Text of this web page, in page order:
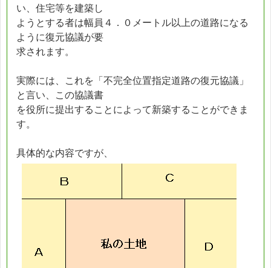
い、住宅等を建築し
ようとする者は幅員４．０メートル以上の道路になる
ように復元協議が要
求されます。
実際には、これを「不完全位置指定道路の復元協議」
と言い、この協議書
を役所に提出することによって新築することができま
す。
具体的な内容ですが、